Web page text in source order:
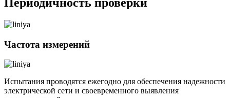
Частота измерений
Испытания проводятся ежегодно для обеспечения надежности
электрической сети и своевременного выявления